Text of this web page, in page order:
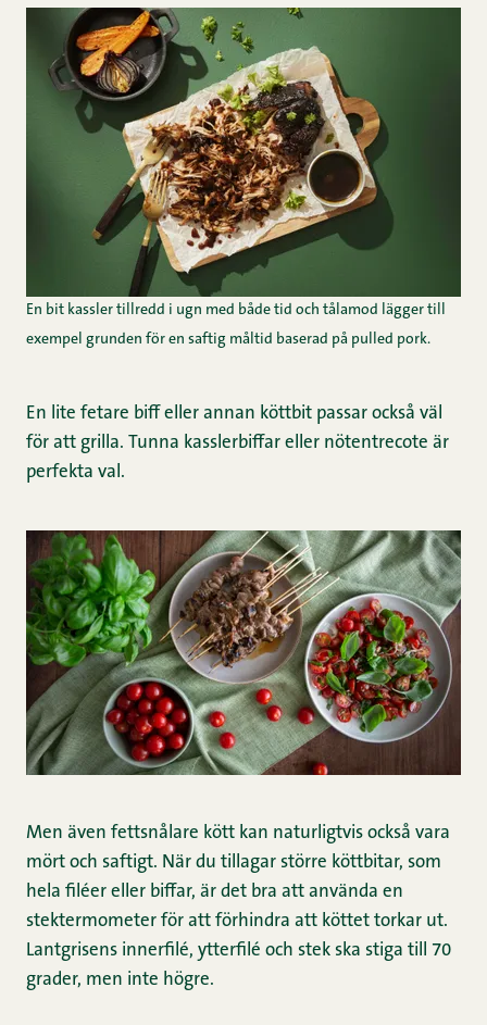
En bit kassler tillredd i ugn med både tid och tålamod lägger till
exempel grunden för en saftig måltid baserad på pulled pork.
En lite fetare biff eller annan köttbit passar också väl
för att grilla. Tunna kasslerbiffar eller nötentrecote är
perfekta val.
Men även fettsnålare kött kan naturligtvis också vara
mört och saftigt. När du tillagar större köttbitar, som
hela filéer eller biffar, är det bra att använda en
stektermometer för att förhindra att köttet torkar ut.
Lantgrisens innerfilé, ytterfilé och stek ska stiga till 70
grader, men inte högre.